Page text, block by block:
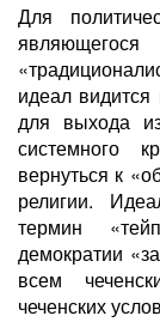
Для
идеал
для выхода
системного
вернуться к
религии.
термин
демократии
всем
чеченских